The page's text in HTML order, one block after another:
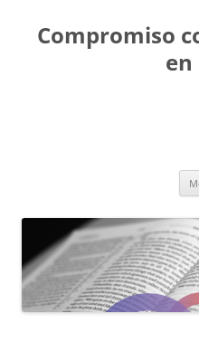
Compromiso
en